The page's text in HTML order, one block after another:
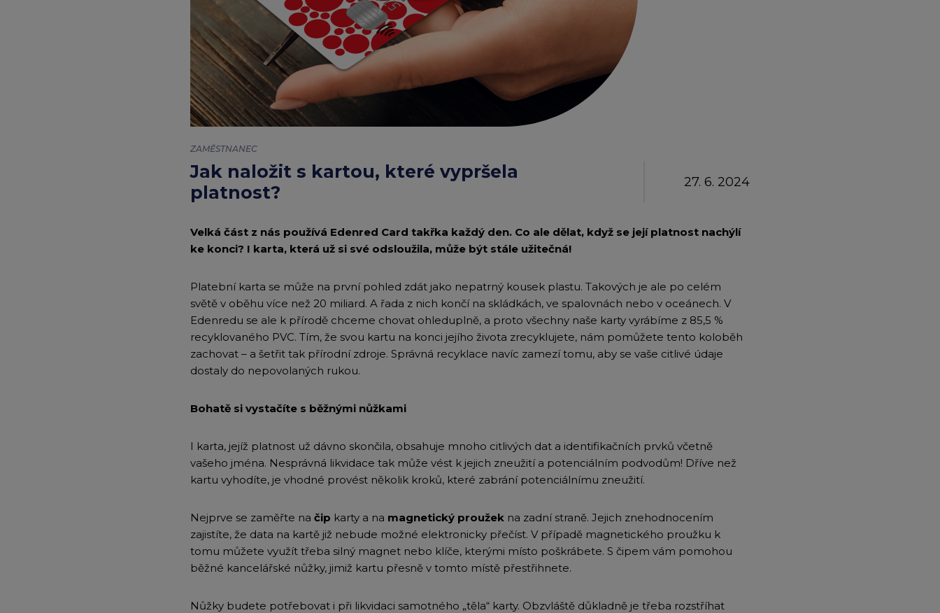
Edenred Benefity Premium
Návod k přihlášení
ZAMĚSTNANEC
Jak naložit s kartou, které vypršela
platnost?
27. 6. 2024
Velká část z nás používá Edenred Card takřka každý den. Co ale dělat, když se její platnost nachýlí
ke konci? I karta, která už si své odsloužila, může být stále užitečná!
Platební karta se může na první pohled zdát jako nepatrný kousek plastu. Takových je ale po celém
světě v oběhu více než 20 miliard. A řada z nich končí na skládkách, ve spalovnách nebo v oceánech. V
Edenredu se ale k přírodě chceme chovat ohleduplně, a proto všechny naše karty vyrábíme z 85,5 %
recyklovaného PVC. Tím, že svou kartu na konci jejího života zrecyklujete, nám pomůžete tento koloběh
zachovat – a šetřit tak přírodní zdroje. Správná recyklace navíc zamezí tomu, aby se vaše citlivé údaje
dostaly do nepovolaných rukou.
Bohatě si vystačíte s běžnými nůžkami
I karta, jejíž platnost už dávno skončila, obsahuje mnoho citlivých dat a identifikačních prvků včetně
vašeho jména. Nesprávná likvidace tak může vést k jejich zneužití a potenciálním podvodům! Dříve než
kartu vyhodíte, je vhodné provést několik kroků, které zabrání potenciálnímu zneužití.
Nejprve se zaměřte na čip karty a na magnetický proužek na zadní straně. Jejich znehodnocením
zajistíte, že data na kartě již nebude možné elektronicky přečíst. V případě magnetického proužku k
tomu můžete využít třeba silný magnet nebo klíče, kterými místo poškrábete. S čipem vám pomohou
běžné kancelářské nůžky, jimiž kartu přesně v tomto místě přestřihnete.
Nůžky budete potřebovat i při likvidaci samotného „těla“ karty. Obzvláště důkladně je třeba rozstříhat